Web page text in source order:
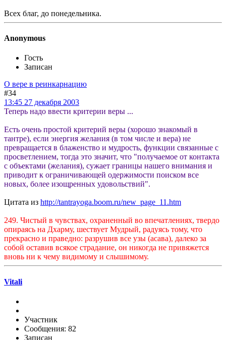
Всех благ, до понедельника.
Anonymous
Гость
Записан
О вере в реинкарнацию
#34
13:45 27 декабря 2003
Теперь надо ввести критерии веры ...
Есть очень простой критерий веры (хорошо знакомый в
тантре), если энергия желания (в том числе и вера) не
превращается в блаженство и мудрость, функции связанные с
просветлением, тогда это значит, что "получаемое от контакта
с объектами (желания), сужает границы нашего внимания и
приводит к ограничивающей одержимости поиском все
новых, более изощренных удовольствий".
Цитата из http://tantrayoga.boom.ru/new_page_11.htm
249. Чистый в чувствах, охраненный во впечатлениях, твердо
опираясь на Дхарму, шествует Мудрый, радуясь тому, что
прекрасно и праведно: разрушив все узы (асава), далеко за
собой оставив всякое страдание, он никогда не привяжется
вновь ни к чему видимому и слышимому.
Vitali
Участник
Сообщения: 82
Записан